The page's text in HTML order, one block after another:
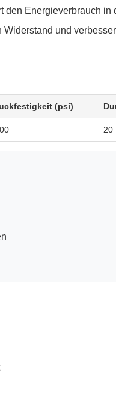
Energieverbrauch in
Widerstand und
(psi)
20